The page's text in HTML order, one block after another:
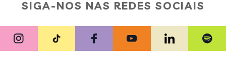
SIGA-NOS NAS REDES SOCIAIS